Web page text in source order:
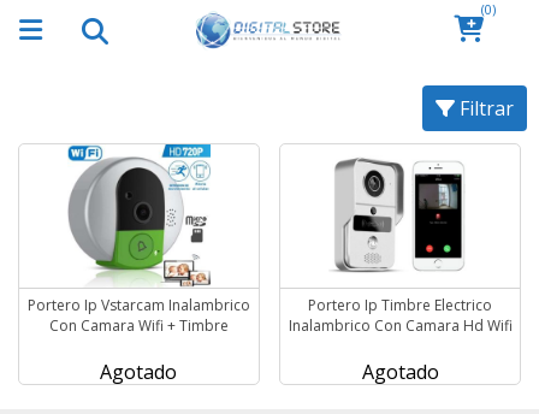
(0)
Filtrar
Portero Ip Vstarcam Inalambrico
Con Camara Wifi + Timbre
Agotado
Portero Ip Timbre Electrico
Inalambrico Con Camara Hd Wifi
Agotado